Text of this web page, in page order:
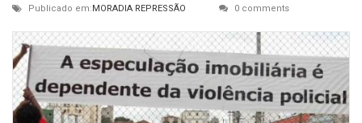
Publicado em: MORADIA REPRESSÃO 0 comments